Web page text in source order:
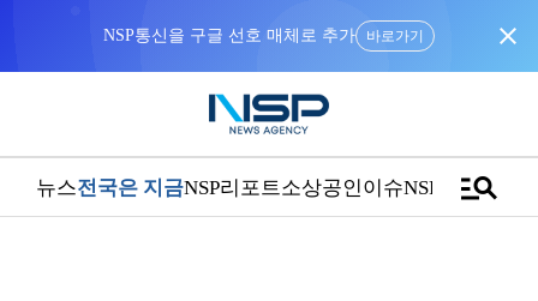
NSP통신을 구글 선호 매체로 추가 바로가기 close
뉴스전국은 지금NSP리포트소상공인이슈NSPTVmanage_search